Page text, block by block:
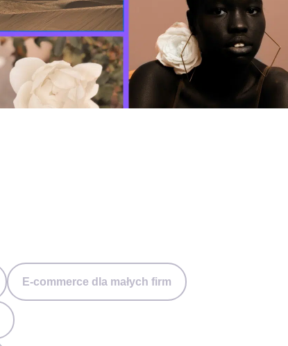
E-commerce dla małych firm